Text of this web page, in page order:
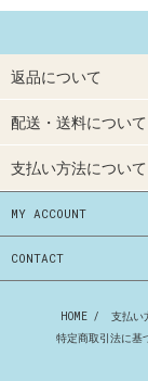
返品について
配送・送料について
支払い方法について
MY ACCOUNT
CONTACT
HOME / 支払い
特定商取引法に基